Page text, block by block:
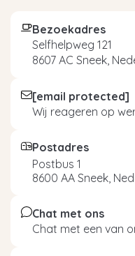
Bezoekadres
Selfhelpweg 121
8607 AC Sneek,
[email protected]
Wij reageren op
Postadres
Postbus 1
8600 AA Sneek,
Chat met ons
Chat met een van